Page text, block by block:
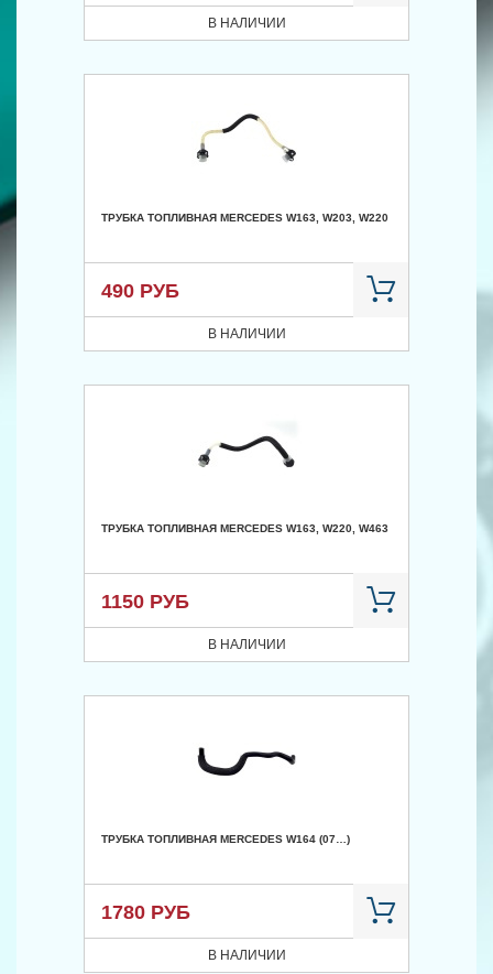
В НАЛИЧИИ
ТРУБКА ТОПЛИВНАЯ MERCEDES W163, W203, W220
490 РУБ
В НАЛИЧИИ
ТРУБКА ТОПЛИВНАЯ MERCEDES W163, W220, W463
1150 РУБ
В НАЛИЧИИ
ТРУБКА ТОПЛИВНАЯ MERCEDES W164 (07…)
1780 РУБ
В НАЛИЧИИ